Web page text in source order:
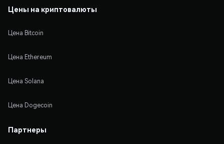
Цены на криптовалюты
Цена Bitcoin
Цена Ethereum
Цена Solana
Цена Dogecoin
Партнеры